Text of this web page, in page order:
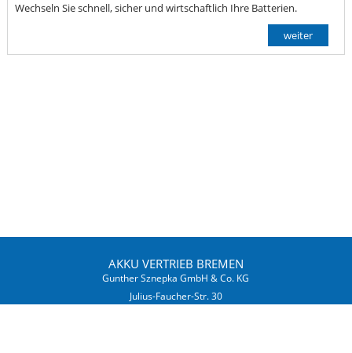
Wechseln Sie schnell, sicher und wirtschaftlich Ihre Batterien.
weiter
AKKU VERTRIEB BREMEN
Gunther Sznepka GmbH & Co. KG
Julius-Faucher-Str. 30